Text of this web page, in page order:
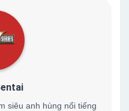
siêu anh hùng nổi tiếng